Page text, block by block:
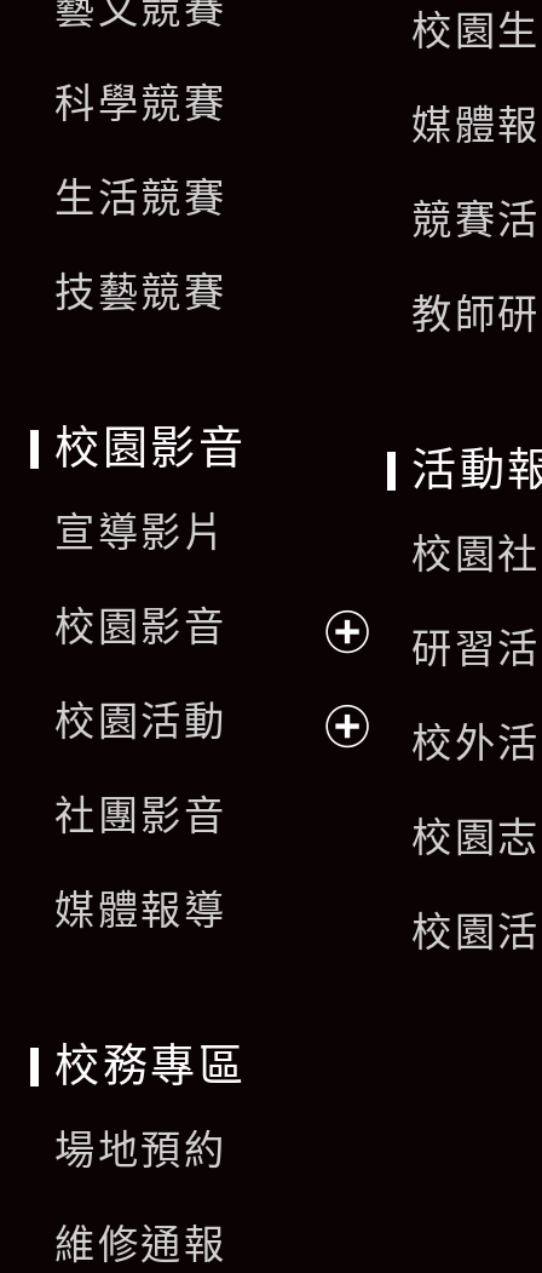
藝文競賽
科學競賽
生活競賽
技藝競賽
校園
媒體
競賽
教師
校園影音
宣導影片
校園影音
開
校園活動
社團影音
媒體報導
活動
校園
研習
校外
校園
校園
校務專區
場地預約
維修通報